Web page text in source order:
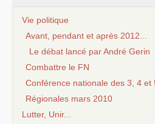
Vie politique
Avant, pendant et après 2012...
Le débat lancé par André Gerin
Combattre le FN
Conférence nationale des 3, 4 et
Régionales mars 2010
Lutter, Unir...